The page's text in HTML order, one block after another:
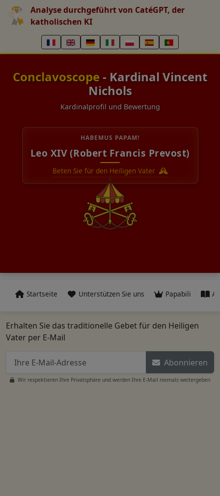
Analyse durchgeführt von CatéGPT, der
katholischen KI
Conclavoscope - Kardinal Vincent
Nichols
Kardinalprofil und Bewertung
HABEMUS PAPAM!
Leo XIV (Robert Francis Prevost)
Beten Sie für den Heiligen Vater
Startseite Unterstützen Sie uns Papabili
Erhalten Sie das traditionelle Gebet für den Heiligen
Vater per E-Mail
Abonnieren
Wir respektieren Ihre Privatsphäre und werden Ihre E-Mail niemals weitergeben